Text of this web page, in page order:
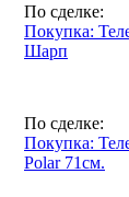
По сделке:
Покупка:
Шарп
По сделке:
Покупка:
Polar 71см.